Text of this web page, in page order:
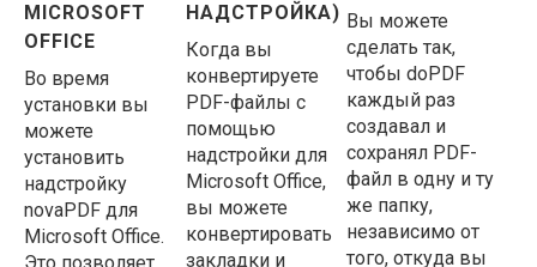
MICROSOFT
OFFICE
Во время
установки вы
можете
установить
надстройку
novaPDF для
Microsoft Office.
НАДСТРОЙКА)
Когда вы
конвертируете
PDF-файлы с
помощью
надстройки для
Microsoft Office,
вы можете
конвертировать
закладки и
Вы можете
сделать так,
чтобы doPDF
каждый раз
создавал и
сохранял PDF-
файл в одну и ту
же папку,
независимо от
того, откуда вы